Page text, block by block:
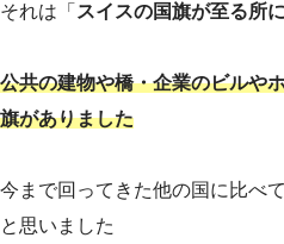
それは「 スイスの国旗が至る所
公共の建物や橋・企業のビルや
旗がありました
今まで回ってきた他の国に比べ
と思いました